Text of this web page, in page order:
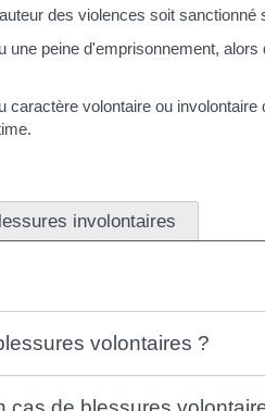
des violences soit sanctionné
une peine d'emprisonnement,
caractère volontaire ou
involontaires
volontaires ?